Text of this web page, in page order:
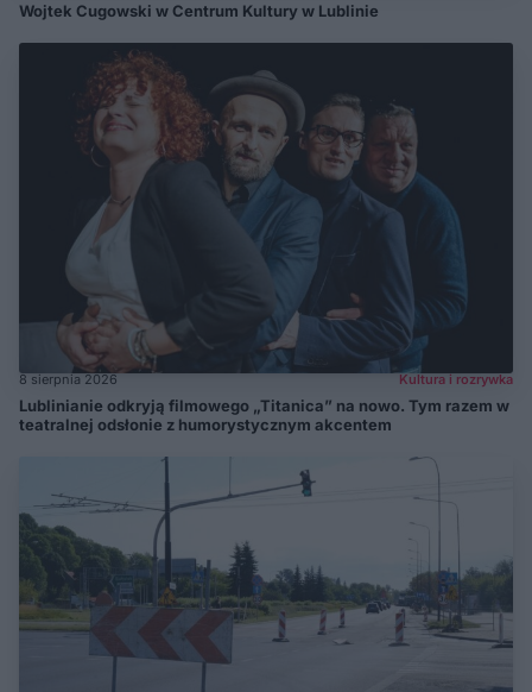
Wojtek Cugowski w Centrum Kultury w Lublinie
8 sierpnia 2026 Kultura i rozrywka
Lublinianie odkryją filmowego „Titanica” na nowo. Tym razem w
teatralnej odsłonie z humorystycznym akcentem